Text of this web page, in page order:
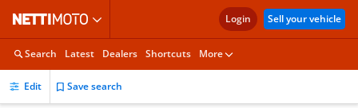
Login Sell your vehicle
Search Latest Dealers Shortcuts More
Edit Save search